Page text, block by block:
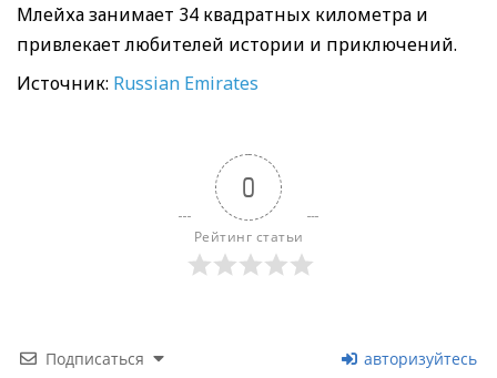
Млейха занимает 34 квадратных километра и
привлекает любителей истории и приключений.
Источник: Russian Emirates
0
Рейтинг статьи
Подписаться авторизуйтесь